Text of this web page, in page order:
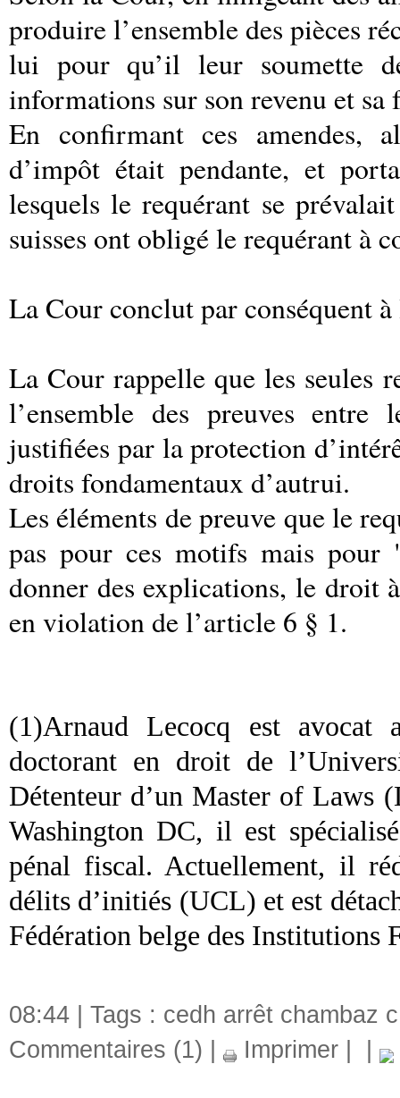
produire l’ensemble des pièces
lui pour qu’il leur soumette
informations sur son revenu et
En confirmant ces amendes,
d’impôt était pendante, et
lesquels le requérant se
suisses ont obligé le requérant à
La Cour conclut par conséquent
La Cour rappelle que les seules
l’ensemble des preuves entre
justifiées par la protection
droits fondamentaux d’autrui.
Les éléments de preuve que le
pas pour ces motifs mais pour
donner des explications, le droit
en violation de l’article 6 § 1.
(1)Arnaud Lecocq est avocat
doctorant en droit de
Détenteur d’un Master of Laws
Washington DC, il est
pénal fiscal. Actuellement, il
délits d’initiés (UCL) et est
Fédération belge des Institutions
08:44 | Tags : cedh arrêt chambaz
Commentaires (1)
Imprimer